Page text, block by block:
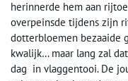
herinnerde hem aan
overpeinsde tijdens zijn
dotterbloemen bezaaide
kwalijk… maar lang zal
dag in vlaggentooi. De